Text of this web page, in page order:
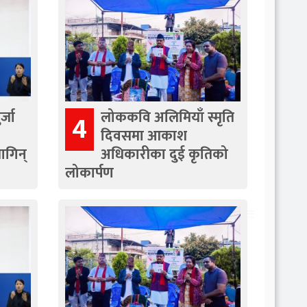
4 लोककवि अलिमियाँ स्मृति
दिवसमा आकाश
अधिकारीका दुई कृतिको
लोकार्पण